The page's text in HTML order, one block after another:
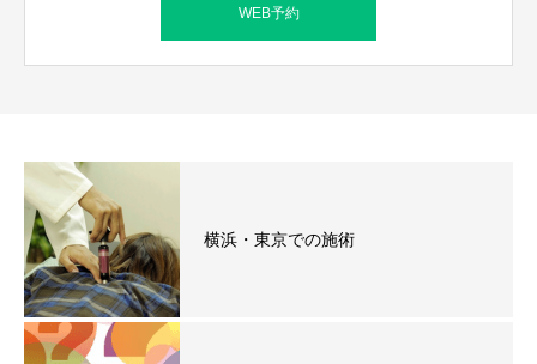
WEB予約
横浜・東京での施術